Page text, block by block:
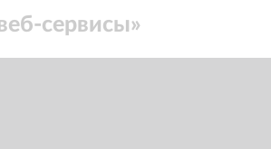
сервисы»